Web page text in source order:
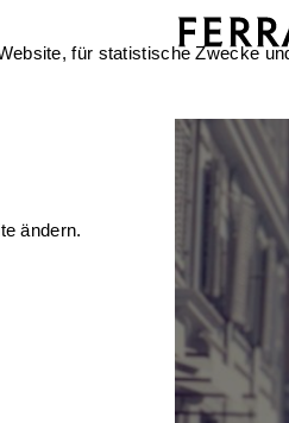
für statistische Zwecke
ändern.